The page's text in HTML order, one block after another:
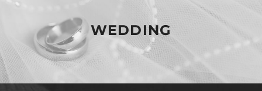
WEDDING